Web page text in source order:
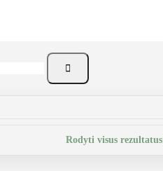

Rodyti visus rezultatus